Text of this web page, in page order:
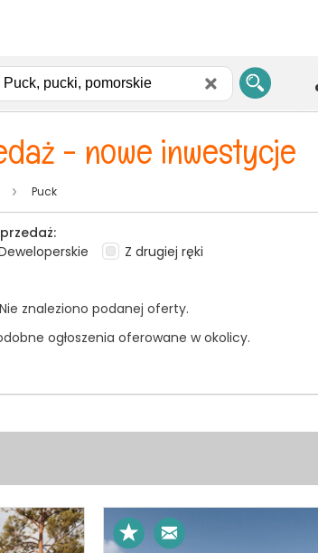
- nowe inwestycje
Puck
Z drugiej ręki
Nie znaleziono podanej oferty.
ogłoszenia oferowane w okolicy.